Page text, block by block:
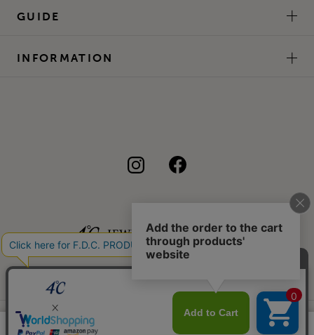
GUIDE
INFORMATION
このサイトではサービス向上のためクッキー